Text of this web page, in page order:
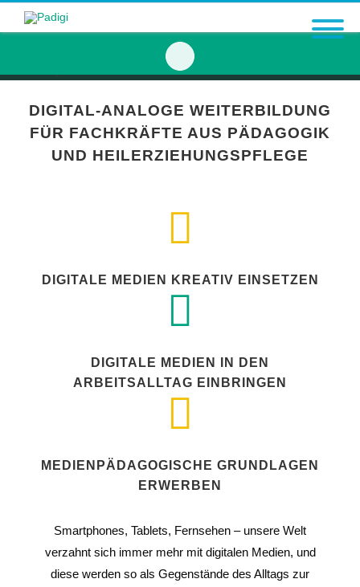
DIGITAL-ANALOGE WEITERBILDUNG
FÜR FACHKRÄFTE AUS PÄDAGOGIK
UND HEILERZIEHUNGSPFLEGE
DIGITALE MEDIEN KREATIV EINSETZEN
DIGITALE MEDIEN IN DEN
ARBEITSALLTAG EINBRINGEN
MEDIENPÄDAGOGISCHE GRUNDLAGEN
ERWERBEN
Smartphones, Tablets, Fernsehen – unsere Welt
verzahnt sich immer mehr mit digitalen Medien, und
diese werden so als Gegenstände des Alltags zur